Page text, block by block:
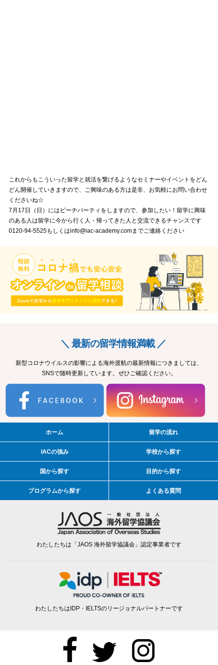
これからもこういった留学と就活を繋げるようなセミナーやイベントをどん
どん開催していきますので、ご興味のある方は是非、お気軽にお問い合わせ
くださいね☆
7月17日（日）にはビーチパーティをしますので、参加したい！留学に興味
のある人は留学に今から行く人・帰ってきた人と交流できるチャンスです
0120-94-5525もしくはinfo@iac-academy.comまでご連絡ください
＼ 最新の留学情報満載 ／
新型コロナウイルスの影響による海外渡航の最新情報につきましては、
SNSで随時更新しています。ぜひご確認ください。
ホーム 留学の流れ
IACの強み 学校から探す
国から探す 目的から探す
プログラムから探す よくある質問
わたしたちは「JAOS 海外留学協議会」認定事業者です
わたしたちはIDP・IELTSのリージョナルパートナーです